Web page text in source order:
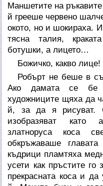
Маншетите на
й грееше червено
окото, но и шокираха.
тясна талия,
ботушки, а лицето…
Божичко, какво лице!
Робърт не беше в
Ако дамата се бе
художниците щяха да
й, за да я рисуват.
изобразяват като
златноруса коса
обкръжаваше
къдрици пламтяха
усети как пръстите
прекрасната коса и да